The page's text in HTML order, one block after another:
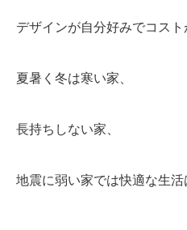
デザインが自分好みでコスト
夏暑く冬は寒い家、
長持ちしない家、
地震に弱い家では快適な生活